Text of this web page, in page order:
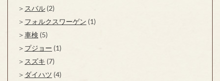
スバル (2)
フォルクスワーゲン (1)
車検 (5)
プジョー (1)
スズキ (7)
ダイハツ (4)